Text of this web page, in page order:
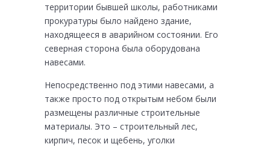
территории бывшей школы, работниками
прокуратуры было найдено здание,
находящееся в аварийном состоянии. Его
северная сторона была оборудована
навесами.
Непосредственно под этими навесами, а
также просто под открытым небом были
размещены различные строительные
материалы. Это – строительный лес,
кирпич, песок и щебень, уголки